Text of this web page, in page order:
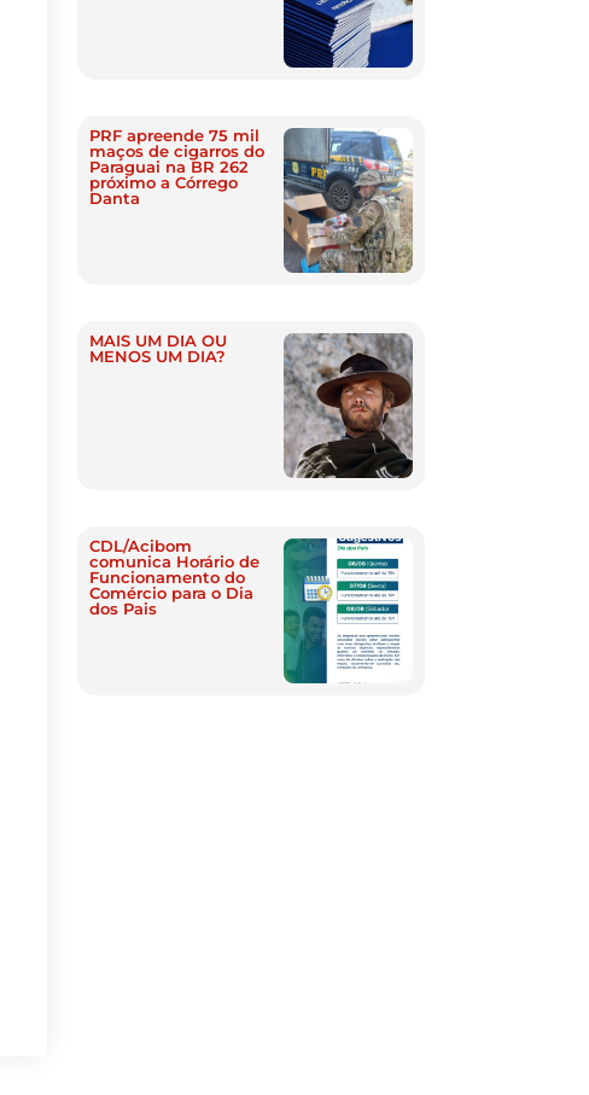
PRF apreende 75 mil
maços de cigarros do
Paraguai na BR 262
próximo a Córrego
Danta
MAIS UM DIA OU
MENOS UM DIA?
CDL/Acibom
comunica Horário de
Funcionamento do
Comércio para o Dia
dos Pais